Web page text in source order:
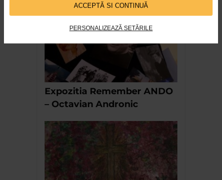
ACCEPTĂ SI CONTINUĂ
PERSONALIZEAZĂ SETĂRILE
Expozitia Remember ANDO
– Octavian Andronic